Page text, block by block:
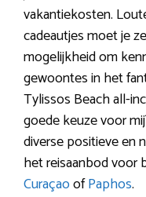
vakantiekosten.
cadeautjes moet je
mogelijkheid om
gewoontes in het
Tylissos Beach all-
goede keuze voor
diverse positieve en
het reisaanbod voor
CuraçaoofPaphos.